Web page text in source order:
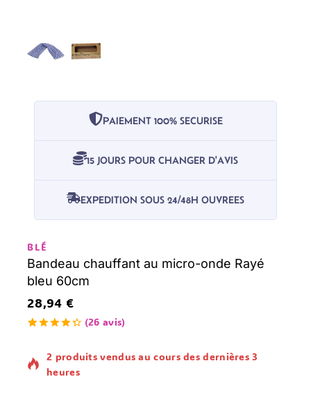
PAIEMENT 100% SECURISE
15 JOURS POUR CHANGER D'AVIS
EXPEDITION SOUS 24/48H OUVREES
BLÉ
Bandeau chauffant au micro-onde Rayé
bleu 60cm
basé sur
votes de
(26 avis)
28,94 €
2 produits vendus au cours des dernières 3
heures